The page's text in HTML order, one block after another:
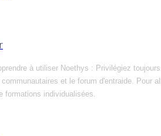
à utiliser Noethys : Privilégiez
et le forum d'entraide. Pour
formations individualisées.